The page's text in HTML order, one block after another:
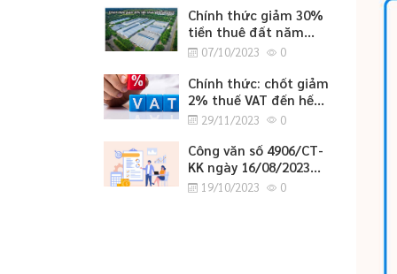
Chính thức giảm 30%
tiền thuê đất năm
202307/10/2023 0
Chính thức: chốt giảm
2% thuế VAT đến hết
tháng 6/2024
29/11/2023 0
Công văn số 4906/CT-
KK ngày 16/08/2023
của cục thuế tỉnh
19/10/2023 0